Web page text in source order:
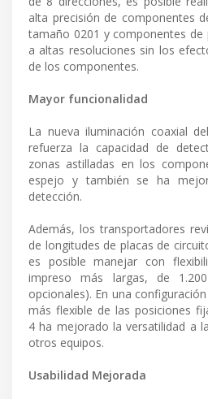
alta precisión de componentes
tamaño 0201 y componentes
a altas resoluciones sin los
de los componentes.
Mayor funcionalidad
La nueva iluminación coaxial
refuerza la capacidad de
zonas astilladas en los
espejo y también se ha
detección.
Además, los transportadores
de longitudes de placas de
es posible manejar con
impreso más largas, de
opcionales). En una
más flexible de las posiciones
4 ha mejorado la versatilidad a
otros equipos.
Usabilidad Mejorada